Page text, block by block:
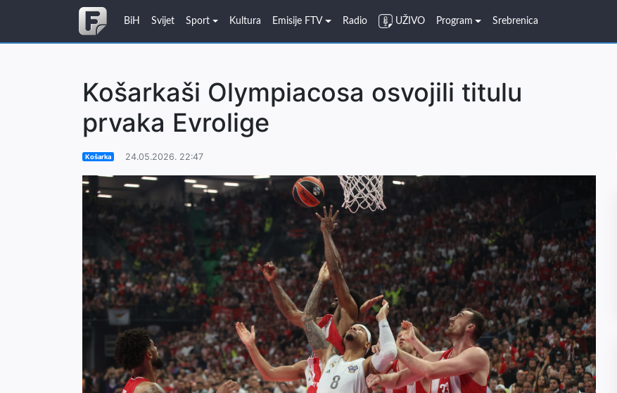
BiH Svijet Sport Kultura Emisije FTV Radio UŽIVO Program Srebrenica
Košarkaši Olympiacosa osvojili titulu
prvaka Evrolige
Košarka 24.05.2026. 22:47